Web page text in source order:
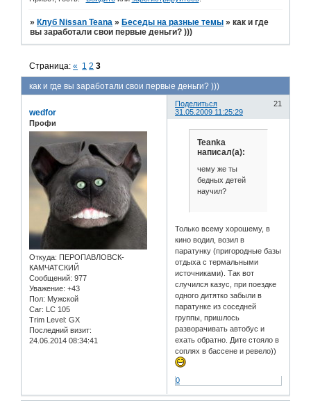
» Клуб Nissan Teana » Беседы на разные темы »как и где
вы заработали свои первые деньги? )))
как и где вы заработали свои первые деньги? )))
Страница:« 1 2 3
Поделиться
21
31.05.2009 11:25:29
wedfor
Профи
Откуда: ПЕРОПАВЛОВСК-
КАМЧАТСКИЙ
Сообщений: 977
Уважение: +43
Пол: Мужской
Car: LC 105
Trim Level: GX
Последний визит:
24.06.2014 08:34:41
Teanka
написал(а):
чему же ты
бедных детей
научил?
Только всему хорошему, в
кино водил, возил в
паратунку (пригородные базы
отдыха с термальными
источниками). Так вот
случился казус, при поездке
одного дитятко забыли в
паратунке из соседней
группы, пришлось
разворачивать автобус и
ехать обратно. Дите стояло в
соплях в бассене и ревело))
0